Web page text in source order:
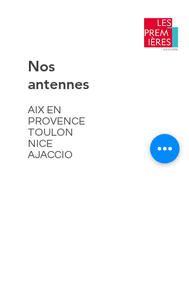
​Nos
antennes
AIX EN
PROVENCE
TOULON
NICE
AJACCIO​